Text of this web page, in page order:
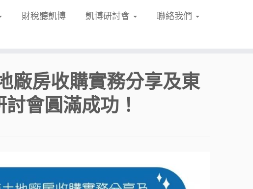
財稅聽凱博 凱博研討會
聯絡我們
廠房收購實務分享及東
會圓滿成功！